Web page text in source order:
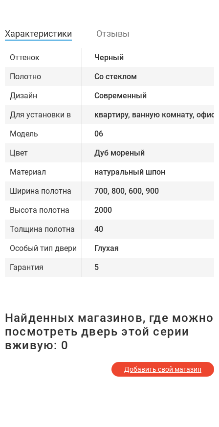
Характеристики Отзывы
Оттенок Черный
Полотно Со стеклом
Дизайн Современный
Для установки в квартиру, ванную комнату, офис
Модель 06
Цвет Дуб мореный
Материал натуральный шпон
Ширина полотна 700, 800, 600, 900
Высота полотна 2000
Толщина полотна 40
Особый тип двери Глухая
Гарантия 5
Найденных магазинов, где можно
посмотреть дверь этой серии
вживую: 0
Добавить свой магазин